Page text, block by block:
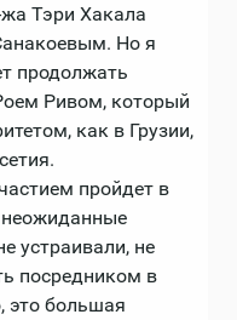
Тэри Хакала
Но я
продолжать
Ривом, который
как в Грузии,
пройдет в
неожиданные
устраивали, не
посредником в
это большая